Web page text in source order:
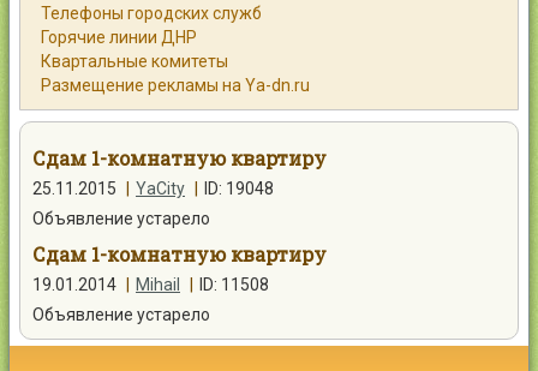
Объявления
Помощь
Контакты
Телефоны городских служб
Горячие линии ДНР
Квартальные комитеты
Размещение рекламы на Ya-dn.ru
Сдам 1-комнатную квартиру
25.11.2015 YaCity
ID: 19048
Объявление устарело
Сдам 1-комнатную квартиру
19.01.2014 Mihail
ID: 11508
Объявление устарело